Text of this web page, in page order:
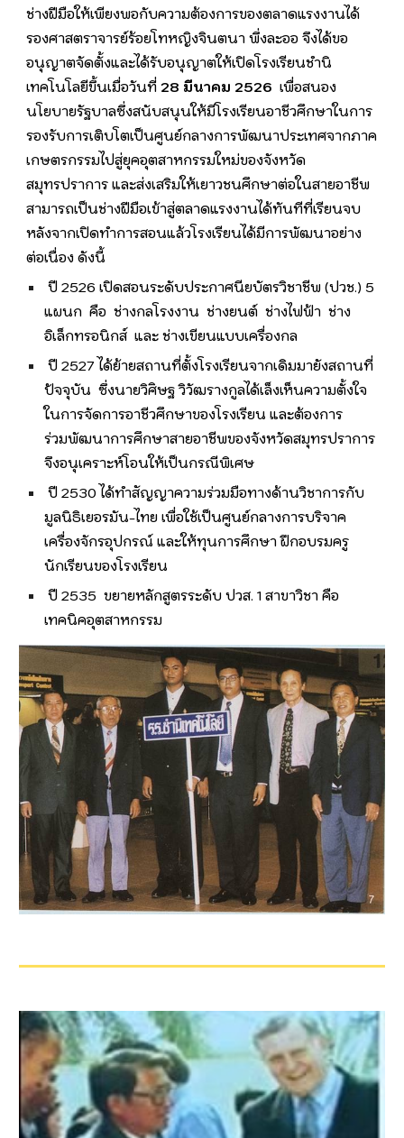
ช่างฝีมือให้เพียงพอกับความต้องการของตลาดแรงงานได้
รองศาสตราจารย์ร้อยโทหญิงจินตนา พึ่งละออ จึงได้ขอ
อนุญาตจัดตั้งและได้รับอนุญาตให้เปิดโรงเรียนชำนิ
เทคโนโลยีขึ้นเมื่อวันที่28 มีนาคม 2526 เพื่อสนอง
นโยบายรัฐบาลซึ่งสนับสนุนให้มีโรงเรียนอาชีวศึกษาในการ
รองรับการเติบโตเป็นศูนย์กลางการพัฒนาประเทศจากภาค
เกษตรกรรมไปสู่ยุคอุตสาหกรรมใหม่ของจังหวัด
สมุทรปราการ และส่งเสริมให้เยาวชนศึกษาต่อในสายอาชีพ
สามารถเป็นช่างฝีมือเข้าสู่ตลาดแรงงานได้ทันทีที่เรียนจบ
หลังจากเปิดทำการสอนแล้วโรงเรียนได้มีการพัฒนาอย่าง
ต่อเนื่อง ดังนี้
ปี 2526 เปิดสอนระดับประกาศนียบัตรวิชาชีพ (ปวช.) 5
แผนก คือ ช่างกลโรงงาน ช่างยนต์ ช่างไฟฟ้า ช่าง
อิเล็กทรอนิกส์ และ ช่างเขียนแบบเครื่องกล
ปี 2527 ได้ย้ายสถานที่ตั้งโรงเรียนจากเดิมมายังสถานที่
ปัจจุบัน ซึ่งนายวิศิษฐ วิวัฒรางกูลได้เล็งเห็นความตั้งใจ
ในการจัดการอาชีวศึกษาของโรงเรียน และต้องการ
ร่วมพัฒนาการศึกษาสายอาชีพของจังหวัดสมุทรปราการ
จึงอนุเคราะห์โอนให้เป็นกรณีพิเศษ
ปี 2530 ได้ทำสัญญาความร่วมมือทางด้านวิชาการกับ
มูลนิธิเยอรมัน-ไทย เพื่อใช้เป็นศูนย์กลางการบริจาค
เครื่องจักรอุปกรณ์ และให้ทุนการศึกษา ฝึกอบรมครู
นักเรียนของโรงเรียน
ปี 2535 ขยายหลักสูตรระดับ ปวส. 1 สาขาวิชา คือ
เทคนิคอุตสาหกรรม